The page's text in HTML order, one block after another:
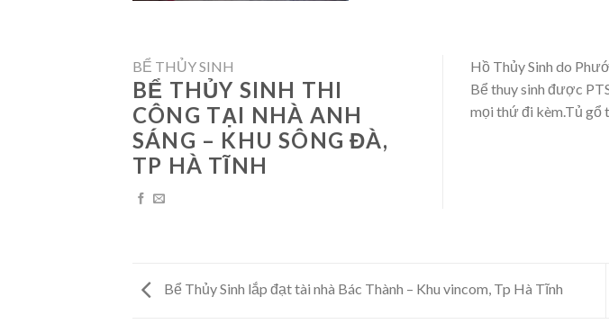
BỂ THỦY SINH
BỂ THỦY SINH THI
CÔNG TẠI NHÀ ANH
SÁNG – KHU SÔNG ĐÀ,
TP HÀ TĨNH
Hồ Thủy Sinh do
Bể thuy sinh được
mọi thứ đi kèm.Tủ gổ
Bể Thủy Sinh lắp đạt tài nhà Bác Thành – Khu vincom, Tp Hà Tĩnh